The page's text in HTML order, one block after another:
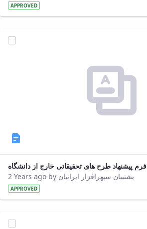
APPROVED
فرم پیشنهاد طرح های تحقیقاتی خارج از دانشگاه
2 Years ago by پشتیبان سپهرافزار ایرانیان
APPROVED